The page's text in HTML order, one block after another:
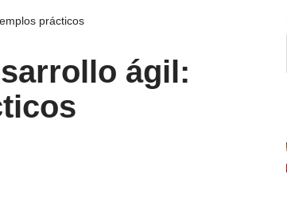
prácticos
ágil: